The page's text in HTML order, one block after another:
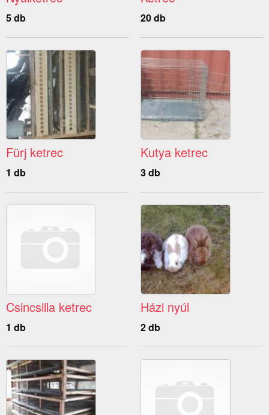
5 db 20 db
Fürj ketrec
1 db
Kutya ketrec
3 db
Csincsilla ketrec
1 db
Házi nyúl
2 db